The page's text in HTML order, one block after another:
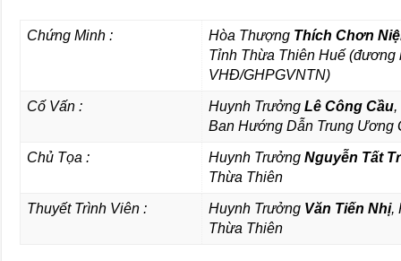
Chứng Minh : Hòa Thượng Thích Chơn
Tỉnh Thừa Thiên Huế
VHĐ/GHPGVNTN)
Cố Vấn : Huynh Trưởng Lê Công Cầu,
Ban Hướng Dẫn Trung Ương
Chủ Tọa : Huynh Trưởng Nguyễn Tất
Thừa Thiên
Thuyết Trình Viên : Huynh Trưởng Văn Tiến Nhị,
Thừa Thiên